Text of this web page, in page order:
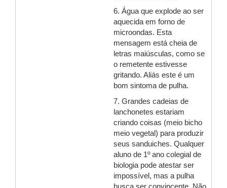
6. Água que explode ao ser
aquecida em forno de
microondas. Esta
mensagem está cheia de
letras maiúsculas, como se
o remetente estivesse
gritando. Aliás este é um
bom sintoma de pulha.
7. Grandes cadeias de
lanchonetes estariam
criando coisas (meio bicho
meio vegetal) para produzir
seus sanduiches. Qualquer
aluno de 1º ano colegial de
biologia pode atestar ser
impossível, mas a pulha